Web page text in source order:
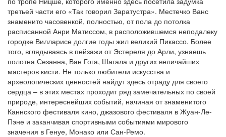
третьей части его «Так говорил Заратустра». Местечко Ванс
знаменито часовенкой, полностью, от пола до потолка
расписанной Анри Матиссом, в расположившемся неподалеку
городке Вилларисе долгие годы жил великий Пикассо. Более
того, вглядываясь в пейзажи от Эстереля до Арли, узнаешь
полотна Сезанна, Ван Гога, Шагала и других величайших
мастеров кисти. Не только любители искусства и
археологических ценностей найдут здесь отраду для своего
сердца – в этих местах проходит ряд замечательных по своей
природе, интереснейших событий, начиная от знаменитого
Каннского фестиваля кино, джазового фестиваля в Жуан-Ле-
Пэне и заканчивая спортивными событиями мирового
значения в Генуе, Монако или Сан-Ремо.